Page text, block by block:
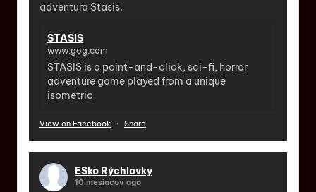
adventura Stasis.
STASIS
www.gog.com
STASIS is a point-and-click, sci-fi, horror
adventure game played from a unique
isometric
View on Facebook · Share
ESko Rýchlovky
10 mesiacov ago